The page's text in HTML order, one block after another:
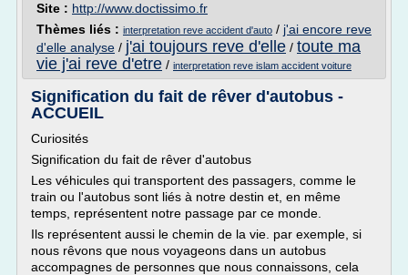
Site : http://www.doctissimo.fr
Thèmes liés : interpretation reve accident d'auto / j'ai encore reve
d'elle analyse / j'ai toujours reve d'elle / toute ma
vie j'ai reve d'etre / interpretation reve islam accident voiture
Signification du fait de rêver d'autobus -
ACCUEIL
Curiosités
Signification du fait de rêver d'autobus
Les véhicules qui transportent des passagers, comme le
train ou l'autobus sont liés à notre destin et, en même
temps, représentent notre passage par ce monde.
Ils représentent aussi le chemin de la vie. par exemple, si
nous rêvons que nous voyageons dans un autobus
accompagnes de personnes que nous connaissons, cela